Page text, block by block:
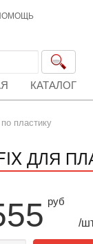
КАТАЛОГ
пластику
ДЛЯ
руб
/